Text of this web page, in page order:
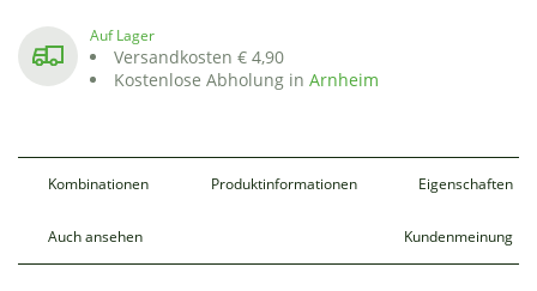
Auf Lager
Versandkosten € 4,90
Kostenlose Abholung in Arnheim
Kombinationen Produktinformationen Eigenschaften
Auch ansehen Kundenmeinung